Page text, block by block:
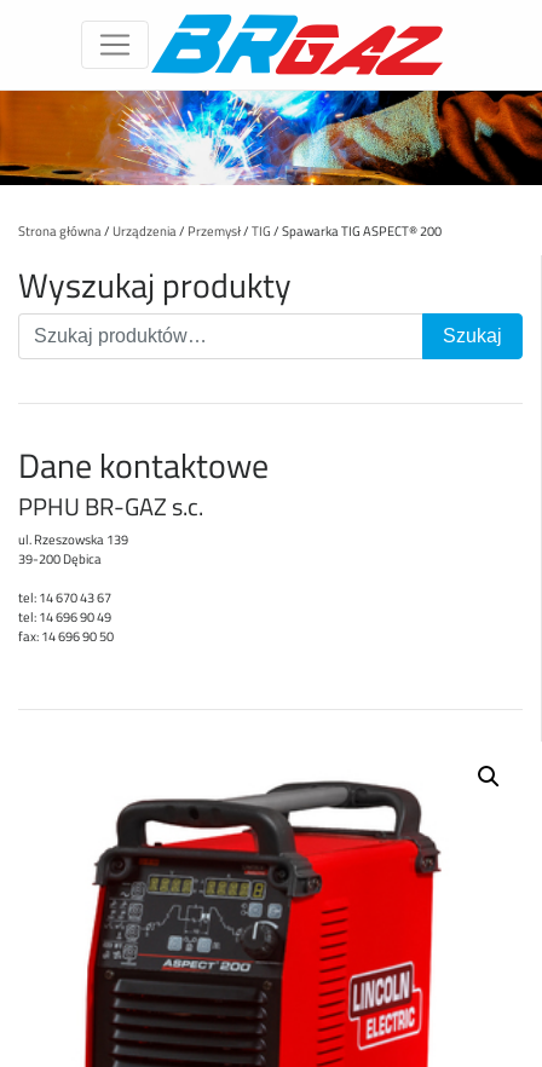
Strona główna/ Urządzenia/ Przemysł/TIG/ Spawarka TIG ASPECT® 200
Wyszukaj produkty
Dane kontaktowe
PPHU BR-GAZ s.c.
ul. Rzeszowska 139
39-200 Dębica
tel: 14 670 43 67
tel: 14 696 90 49
fax: 14 696 90 50